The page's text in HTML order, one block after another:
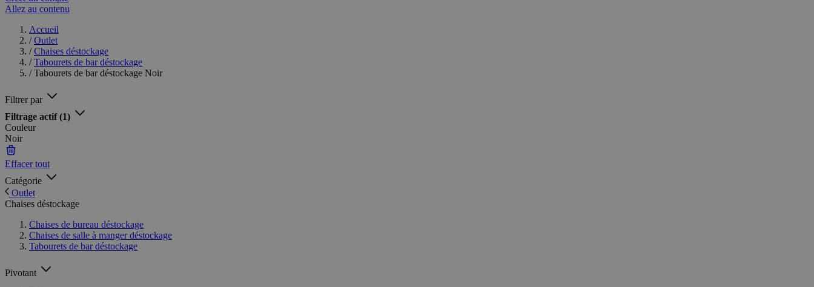
Allez au contenu
Accueil
/ Outlet
/ Chaises déstockage
/ Tabourets de bar déstockage
/ Tabourets de bar déstockage Noir
Filtrer par
Filtrage actif(1)
Couleur
Noir
Effacer tout
Catégorie
Outlet
Chaises déstockage
Chaises de bureau déstockage
Chaises de salle à manger déstockage
Tabourets de bar déstockage
Pivotant